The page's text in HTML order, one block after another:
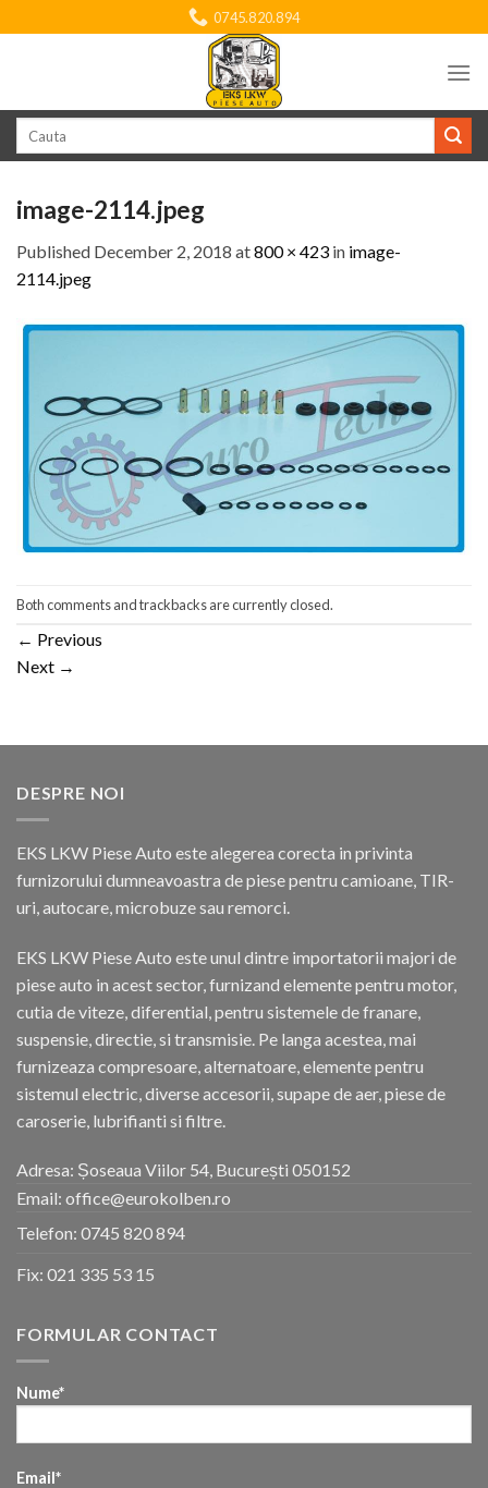
to
0745.820.894
image-2114.jpeg
Published December 2, 2018 at800 × 423 in image-
2114.jpeg
Both comments and trackbacks are currently closed.
← Previous
Next →
DESPRE NOI
EKS LKW Piese Auto este alegerea corecta in privinta
furnizorului dumneavoastra de piese pentru camioane, TIR-
uri, autocare, microbuze sau remorci.
EKS LKW Piese Auto este unul dintre importatorii majori de
piese auto in acest sector, furnizand elemente pentru motor,
cutia de viteze, diferential, pentru sistemele de franare,
suspensie, directie, si transmisie. Pe langa acestea, mai
furnizeaza compresoare, alternatoare, elemente pentru
sistemul electric, diverse accesorii, supape de aer, piese de
caroserie, lubrifianti si filtre.
Adresa: Șoseaua Viilor 54, București 050152
Email: office@eurokolben.ro
Telefon: 0745 820 894
Fix: 021 335 53 15
FORMULAR CONTACT
Nume*
Email*